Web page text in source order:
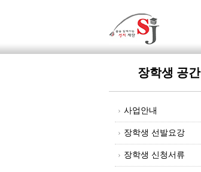
장학생 공간
› 사업안내
› 장학생 선발요강
› 장학생 신청서류